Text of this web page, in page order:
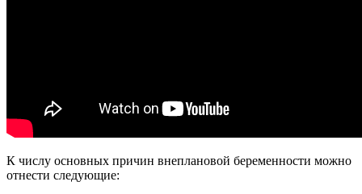
К числу основных причин внеплановой беременности можно
отнести следующие: